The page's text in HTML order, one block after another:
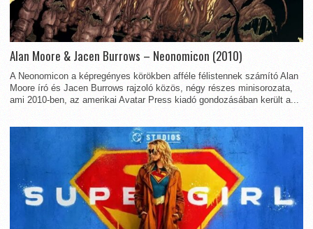
Alan Moore & Jacen Burrows – Neonomicon (2010)
A Neonomicon a képregényes körökben afféle félistennek számító Alan
Moore író és Jacen Burrows rajzoló közös, négy részes minisorozata,
ami 2010-ben, az amerikai Avatar Press kiadó gondozásában került a...